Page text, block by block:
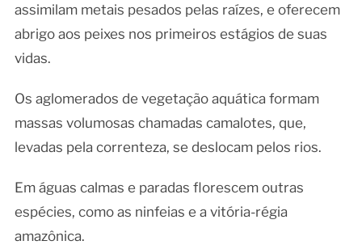
assimilam metais pesados pelas raízes, e oferecem
abrigo aos peixes nos primeiros estágios de suas
vidas.
Os aglomerados de vegetação aquática formam
massas volumosas chamadas camalotes, que,
levadas pela correnteza, se deslocam pelos rios.
Em águas calmas e paradas florescem outras
espécies, como as ninfeias e a vitória-régia
amazônica.